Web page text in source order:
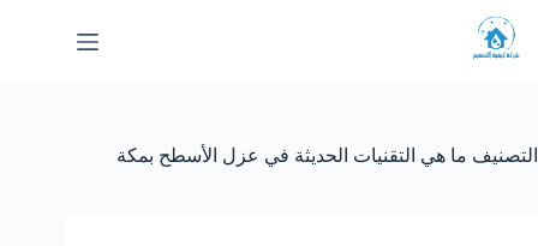
إلى
المحتوى
التصنيف ما هي التقنيات الحديثة في عزل الأسطح بمكة